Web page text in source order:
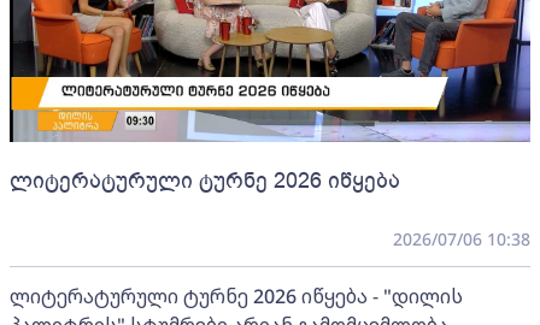
ლიტერატურული ტურნე 2026 იწყება
2026/07/06 10:38
ლიტერატურული ტურნე 2026 იწყება - "დილის